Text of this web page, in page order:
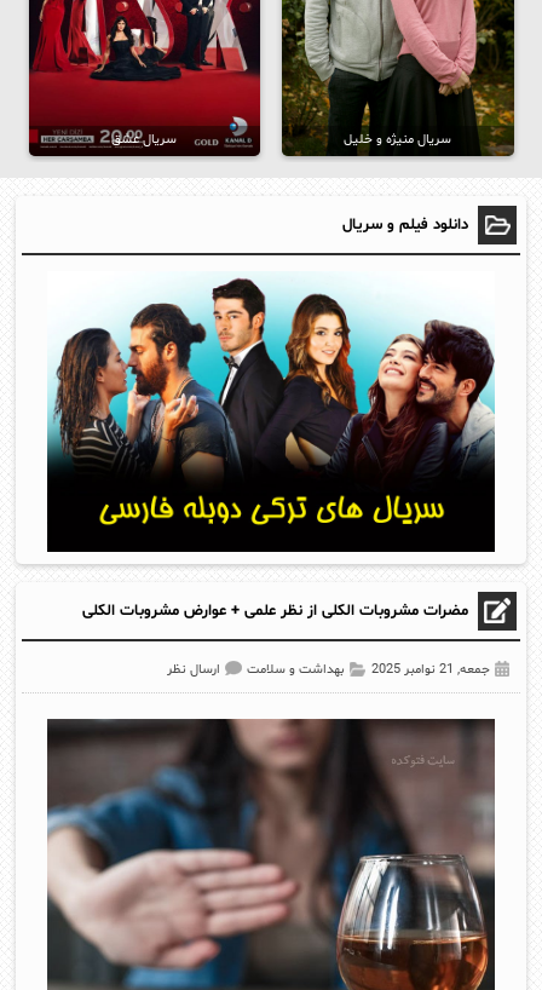
سریال منیژه و خلیل سریال عشق
دانلود فیلم و سریال
مضرات مشروبات الکلی از نظر علمی + عوارض مشروبات الکلی
جمعه, 21 نوامبر 2025 بهداشت و سلامت ارسال نظر